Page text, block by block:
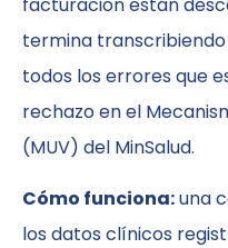
termina
todos los errores que
rechazo en el
(MUV) del MinSalud.
Cómo funciona:una
los datos clínicos